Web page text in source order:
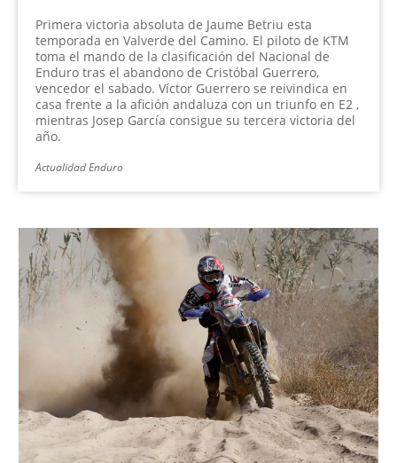
Primera victoria absoluta de Jaume Betriu esta
temporada en Valverde del Camino. El piloto de KTM
toma el mando de la clasificación del Nacional de
Enduro tras el abandono de Cristóbal Guerrero,
vencedor el sabado. Víctor Guerrero se reivindica en
casa frente a la afición andaluza con un triunfo en E2 ,
mientras Josep García consigue su tercera victoria del
año.
Actualidad Enduro